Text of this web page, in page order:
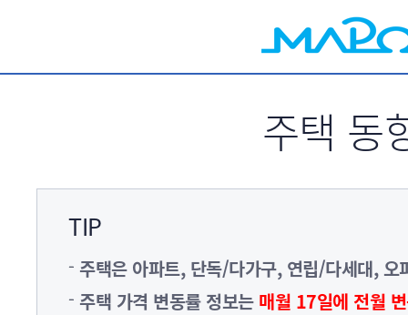
주택 동
TIP
주택은 아파트, 단독/다가구, 연립/다세대, 오
주택 가격 변동률 정보는 매월 17일에 전월